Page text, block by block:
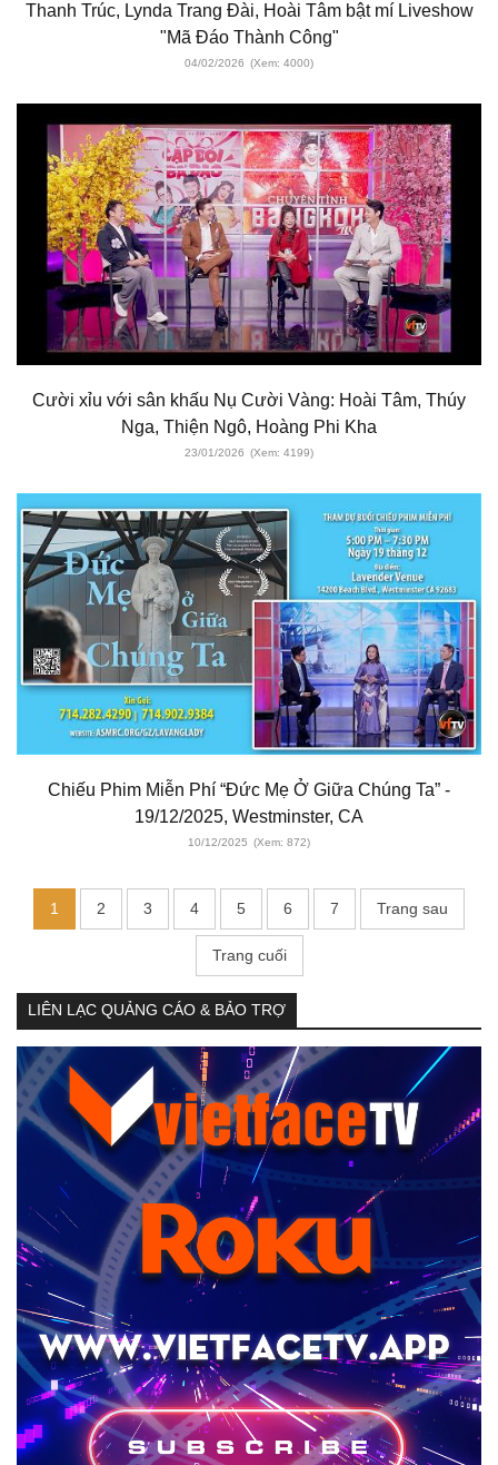
Thanh Trúc, Lynda Trang Đài, Hoài Tâm bật mí Liveshow
"Mã Đáo Thành Công"
04/02/2026 (Xem: 4000)
Cười xỉu với sân khấu Nụ Cười Vàng: Hoài Tâm, Thúy
Nga, Thiện Ngô, Hoàng Phi Kha
23/01/2026 (Xem: 4199)
Chiếu Phim Miễn Phí “Đức Mẹ Ở Giữa Chúng Ta” -
19/12/2025, Westminster, CA
10/12/2025 (Xem: 872)
1 2 3 4 5 6 7 Trang sau
Trang cuối
LIÊN LẠC QUẢNG CÁO & BẢO TRỢ